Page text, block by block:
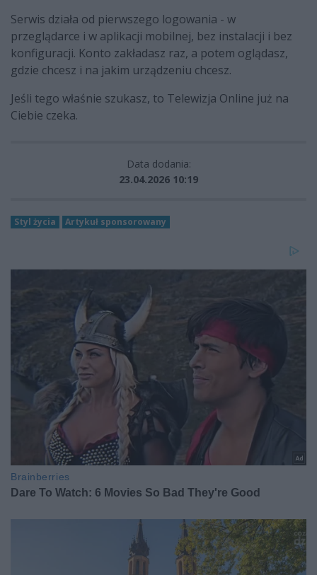
Serwis działa od pierwszego logowania - w
przeglądarce i w aplikacji mobilnej, bez instalacji i bez
konfiguracji. Konto zakładasz raz, a potem oglądasz,
gdzie chcesz i na jakim urządzeniu chcesz.
Jeśli tego właśnie szukasz, to Telewizja Online już na
Ciebie czeka.
Data dodania:
23.04.2026 10:19
Styl życia Artykuł sponsorowany